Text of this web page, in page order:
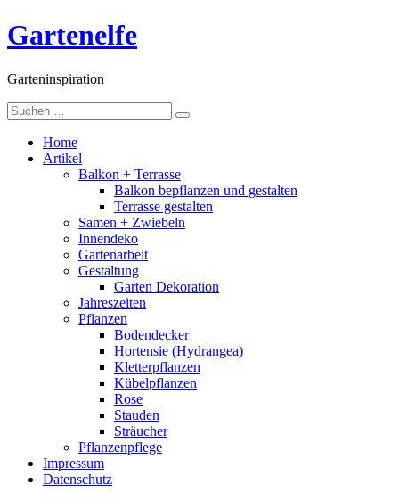
Skip
to
Gartenelfe
Garteninspiration
Suche
nach:
Home
Artikel
Balkon + Terrasse
Balkon bepflanzen und gestalten
Terrasse gestalten
Samen + Zwiebeln
Innendeko
Gartenarbeit
Gestaltung
Garten Dekoration
Jahreszeiten
Pflanzen
Bodendecker
Hortensie (Hydrangea)
Kletterpflanzen
Kübelpflanzen
Rose
Stauden
Sträucher
Pflanzenpflege
Impressum
Datenschutz